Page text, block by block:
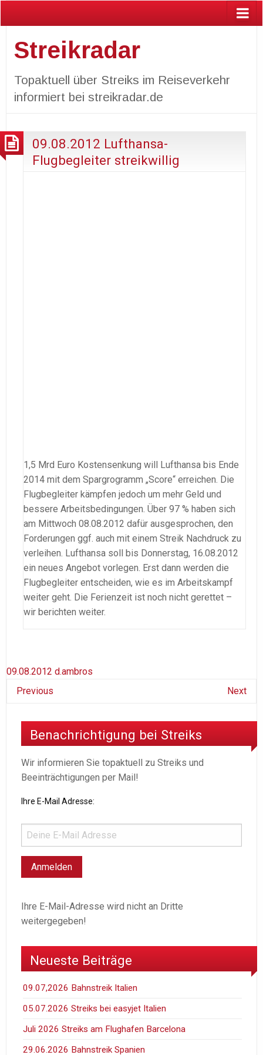
Streikradar
Topaktuell über Streiks im Reiseverkehr
informiert bei streikradar.de
09.08.2012 Lufthansa-
Flugbegleiter streikwillig
1,5 Mrd Euro Kostensenkung will Lufthansa bis Ende
2014 mit dem Spargrogramm „Score“ erreichen. Die
Flugbegleiter kämpfen jedoch um mehr Geld und
bessere Arbeitsbedingungen. Über 97 % haben sich
am Mittwoch 08.08.2012 dafür ausgesprochen, den
Forderungen ggf. auch mit einem Streik Nachdruck zu
verleihen. Lufthansa soll bis Donnerstag, 16.08.2012
ein neues Angebot vorlegen. Erst dann werden die
Flugbegleiter entscheiden, wie es im Arbeitskampf
weiter geht. Die Ferienzeit ist noch nicht gerettet –
wir berichten weiter.
09.08.2012 d.ambros
Previous
Next
Benachrichtigung bei Streiks
Wir informieren Sie topaktuell zu Streiks und
Beeinträchtigungen per Mail!
Ihre E-Mail Adresse:
Ihre E-Mail-Adresse wird nicht an Dritte
weitergegeben!
Neueste Beiträge
09.07,2026 Bahnstreik Italien
05.07.2026 Streiks bei easyjet Italien
Juli 2026 Streiks am Flughafen Barcelona
29.06.2026 Bahnstreik Spanien